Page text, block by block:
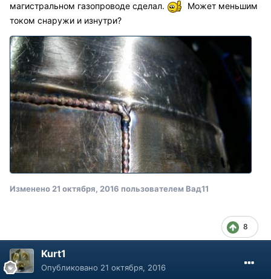
магистральном газопроводе сделал.
Может меньшим
током снаружи и изнутри?
Изменено 21 октября, 2016 пользователем Вад11
8
Kurt1
Опубликовано 21 октября, 2016